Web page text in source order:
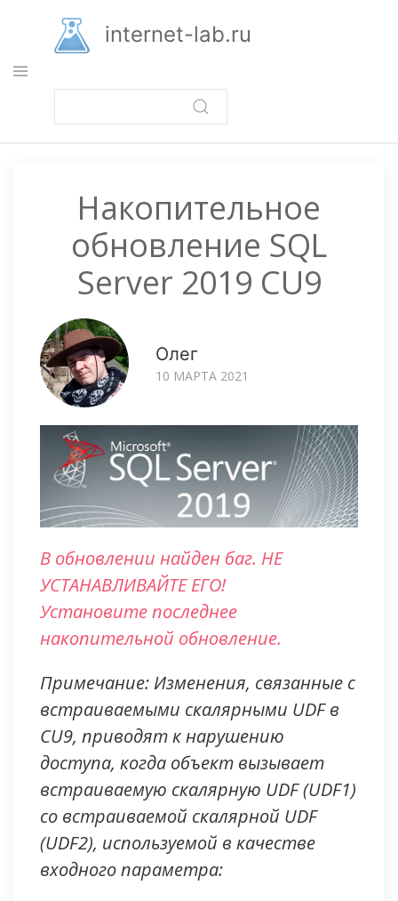
основному
содержанию
internet-lab.ru
Накопительное
обновление SQL
Server 2019 CU9
Олег
10 МАРТА 2021
В обновлении найден баг. НЕ
УСТАНАВЛИВАЙТЕ ЕГО!
Установите последнее
накопительной обновление.
Примечание: Изменения, связанные с
встраиваемыми скалярными UDF в
CU9, приводят к нарушению
доступа, когда объект вызывает
встраиваемую скалярную UDF (UDF1)
со встраиваемой скалярной UDF
(UDF2), используемой в качестве
входного параметра: